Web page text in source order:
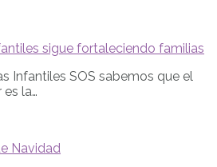
sigue fortaleciendo familias
Infantiles SOS sabemos que el
la…
Navidad